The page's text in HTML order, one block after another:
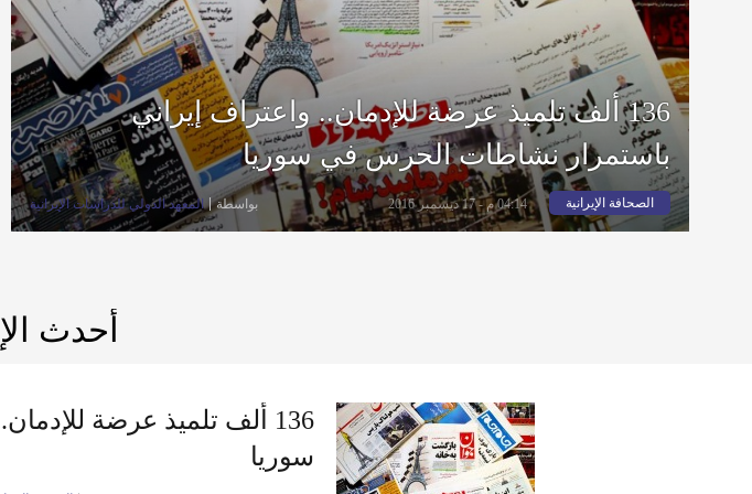
136 ألف تلميذ عرضة للإدمان.. واعتراف إيراني
باستمرار نشاطات الحرس في سوريا
الصحافة الإيرانية 04:14 م - 17 ديسمبر 2016 بواسطة المعهد الدولي للدراسات الإيرانية
أحدث
136 ألف تلميذ عرضة
سوريا